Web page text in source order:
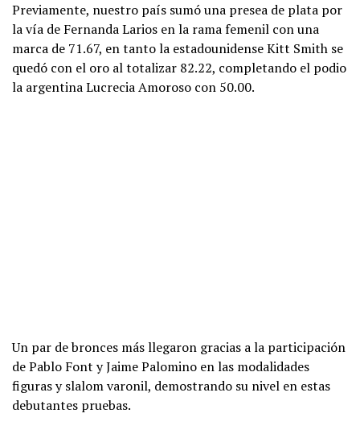
Previamente, nuestro país sumó una presea de plata por
la vía de Fernanda Larios en la rama femenil con una
marca de 71.67, en tanto la estadounidense Kitt Smith se
quedó con el oro al totalizar 82.22, completando el podio
la argentina Lucrecia Amoroso con 50.00.
Un par de bronces más llegaron gracias a la participación
de Pablo Font y Jaime Palomino en las modalidades
figuras y slalom varonil, demostrando su nivel en estas
debutantes pruebas.